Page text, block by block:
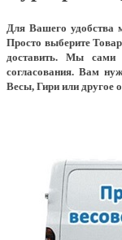
Для Вашего удобства
Просто выберите
доставить. Мы сами
согласования. Вам
Весы, Гири или другое